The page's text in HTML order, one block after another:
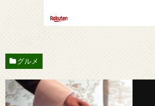
グルメ